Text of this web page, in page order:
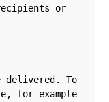
or
delivered. To
for example